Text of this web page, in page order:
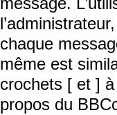
chaque
même est
crochets [ et ]
propos du